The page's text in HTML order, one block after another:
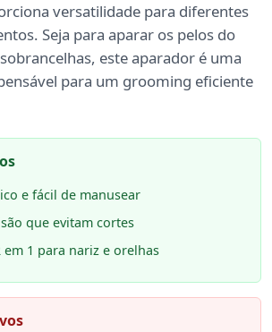
versatilidade para diferentes
Seja para aparar os pelos do
este aparador é uma
para um grooming eficiente
e fácil de manusear
que evitam cortes
em 1 para nariz e orelhas